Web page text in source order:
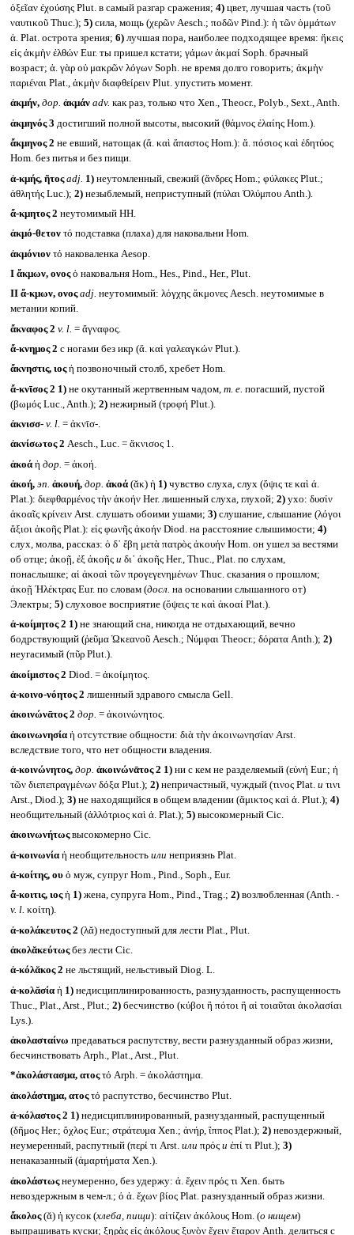
ὁξεῖαν ἐχούσης Plut. в самый разгар сражения; 4)цвет, лучшая часть (τοῦ
ναυτικοῦ Thuc.); 5)сила, мощь (χερῶν Aesch.; ποδῶν Pind.): ἡ τῶν ὀμμάτων
ἀ. Plat. острота зрения; 6)лучшая пора, наиболее подходящее время: ἥκεις
εἰς ἀκμὴν ἐλθών Eur. ты пришел кстати; γάμων ἀκμαί Soph. брачный
возраст; ἀ. γὰρ οὐ μακρῶν λόγων Soph. не время долго говорить; ἀκμὴν
παριέναι Plat., ἀκμὴν διαφθείρειν Plut. упустить момент.
ἀκμήν, дор. ἀκμάν adv. как раз, только что Xen., Theocr., Polyb., Sext., Anth.
ἀκμηνός 3 достигший полной высоты, высокий (θάμνος ἐλαίης Hom.).
ἄκμηνος 2 не евший, натощак (ἄ. καὶ ἄπαστος Hom.): ἄ. πόσιος καὶ ἐδητύος
Hom. без питья и без пищи.
ἀ-κμής, ῆτοςadj. 1)неутомленный, свежий (ἄνδρες Hom.; φύλακες Plut.;
ἀθλητής Luc.); 2)незыблемый, неприступный (πύλαι Ὀλύμπου Anth.).
ἄ-κμητος 2 неутомимый HH.
ἀκμό-θετον τό подставка (плаха) для наковальни Hom.
ἀκμόνιον τό наковаленка Aesop.
I ἄκμων, ονοςὁ наковальня Hom., Hes., Pind., Her., Plut.
II ἄ-κμων, ονοςadj. неутомимый: λόγχης ἄκμονες Aesch. неутомимые в
метании копий.
ἄκναφος 2 v. l. = ἄγναφος.
ἄ-κνημος 2 с ногами без икр (ἄ. καὶ γαλεαγκών Plut.).
ἄκνηστις, ιοςἡ позвоночный столб, хребет Hom.
ἄ-κνῑσος 2 1)не окутанный жертвенным чадом, т. е. погасший, пустой
(βωμός Luc., Anth.); 2)нежирный (τροφή Plut.).
ἀκνισσ- v. l. = ἀκνῑσ-.
ἀκνίσωτος 2 Aesch., Luc. = ἄκνισος 1.
ἀκοά ἡ дор. = ἀκοή.
ἀκοή, эп. ἀκουή, дор. ἀκοά(ᾰκ) ἡ 1)чувство слуха, слух (ὄψις τε καὶ ἀ.
Plat.): διεφθαρμένος τὴν ἀκοήν Her. лишенный слуха, глухой; 2)ухо: δυσἰν
ἀκοαῖς κρίνειν Arst. слушать обоими ушами; 3)слушание, слышание (λόγοι
ἄξιοι ἀκοῆς Plat.): εἰς φωνῆς ἀκοήν Diod. на расстояние слышимости; 4)
слух, молва, рассказ: ὁ δ᾽ ἔβη μετὰ πατρὸς ἀκουήν Hom. он ушел за вестями
об отце; ἀκοῇ, ἐξ ἀκοῆς и δι᾽ ἀκοῆς Her., Thuc., Plat. по слухам,
понаслышке; αἱ ἀκοαὶ τῶν προγεγενημένων Thuc. сказания о прошлом;
ἀκοῇ Ἠλέκτρας Eur. по словам (досл. на основании слышанного от)
Электры; 5)слуховое восприятие (ὄψεις τε καὶ ἀκοαί Plat.).
ἀ-κοίμητος 2 1)не знающий сна, никогда не отдыхающий, вечно
бодрствующий (ῥεῦμα Ὠκεανοῦ Aesch.; Νύμφαι Theocr.; δόρατα Anth.); 2)
неугасимый (πῦρ Plut.).
ἀκοίμιστος 2 Diod. = ἀκοίμητος.
ἀ-κοινο-νόητος 2 лишенный здравого смысла Gell.
ἀκοινώνᾱτος 2 дор. = ἀκοινώνητος.
ἀκοινωνησία ἡ отсутствие общности: διὰ τὴν ἀκοινωνησίαν Arst.
вследствие того, что нет общности владения.
ἀ-κοινώνητος, дор. ἀκοινώνᾱτος 2 1)ни с кем не разделяемый (εὐνή Eur.; ἡ
τῶν διεπεπραγμένων δόξα Plut.); 2)непричастный, чуждый (τινος Plat. и τινι
Arst., Diod.); 3)не находящийся в общем владении (ἄμικτος καὶ ἀ. Plut.); 4)
необщительный (ἀλλότριος καὶ ἀ. Plat.); 5)высокомерный Cic.
ἀκοινωνήτωςвысокомерно Cic.
ἀ-κοινωνία ἡ необщительность или неприязнь Plat.
ἀ-κοίτης, ουὁ муж, супруг Hom., Pind., Soph., Eur.
ἄ-κοιτις, ιοςἡ 1)жена, супруга Hom., Pind., Trag.; 2)возлюбленная (Anth. -
v. l. κοίτη).
ἀ-κολάκευτος 2 (λᾰ) недоступный для лести Plat., Plut.
ἀκολᾰκεύτωςбез лести Cic.
ἀ-κόλᾰκος 2 не льстящий, нельстивый Diog. L.
ἀ-κολᾰσία ἡ 1)недисциплинированность, разнузданность, распущенность
Thuc., Plat., Arst., Plut.; 2)бесчинство (κύβοι ἢ πότοι ἢ αἱ τοιαῦται ἀκολασίαι
Lys.).
ἀκολασταίνω предаваться распутству, вести разнузданный образ жизни,
бесчинствовать Arph., Plat., Arst., Plut.
*ἀκολάστασμα, ατοςτό Arph. = ἀκολάστημα.
ἀκολάστημα, ατοςτό распутство, бесчинство Plut.
ἀ-κόλαστος 2 1)недисциплинированный, разнузданный, распущенный
(δῆμος Her.; ὄχλος Eur.; στράτευμα Xen.; ἀνήρ, ἵππος Plat.); 2)невоздержный,
неумеренный, распутный (περί τι Arst. или πρός и ἐπί τι Plut.); 3)
ненаказанный (ἁμαρτήματα Xen.).
ἀκολάστωςнеумеренно, без удержу: ἀ. ἔχειν πρός τι Xen. быть
невоздержным в чем-л.; ὁ ἀ. ἔχων βίος Plat. разнузданный образ жизни.
ἄκολος(ᾰ) ἡ кусок (хлеба, пищи): αἰτίζειν ἀκόλους Hom. (о нищем)
выпрашивать куски; ξηρὰς εἰς ἀκόλους ξυνὸν ἔχειν ἕταρον Anth. делиться с